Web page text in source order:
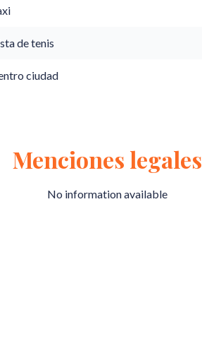
de tenis
ciudad
Menciones legales
No information available